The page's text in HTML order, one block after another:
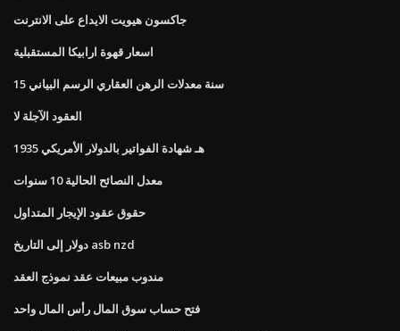
جاكسون هيويت الايداع على الانترنت
اسعار قهوة ارابيكا المستقبلية
15 سنة معدلات الرهن العقاري الرسم البياني
العقود الآجلة لا
1935 هـ شهادة الفواتير بالدولار الأمريكي
معدل النصائح الحالية 10 سنوات
حقوق عقود الإيجار المتداول
دولار إلى التاريخ asb nzd
مندوب مبيعات عقد نموذج العقد
فتح حساب سوق المال رأس المال واحد